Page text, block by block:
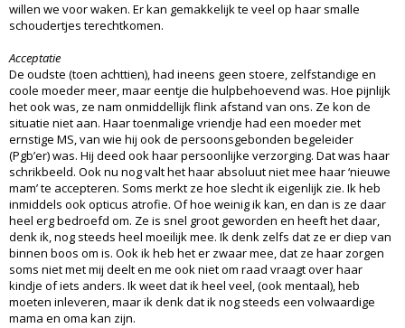
willen we voor waken. Er kan gemakkelijk te veel op haar smalle
schoudertjes terechtkomen.
Acceptatie
De oudste (toen achttien), had ineens geen stoere, zelfstandige en
coole moeder meer, maar eentje die hulpbehoevend was. Hoe pijnlijk
het ook was, ze nam onmiddellijk flink afstand van ons. Ze kon de
situatie niet aan. Haar toenmalige vriendje had een moeder met
ernstige MS, van wie hij ook de persoonsgebonden begeleider
(Pgb’er) was. Hij deed ook haar persoonlijke verzorging. Dat was haar
schrikbeeld. Ook nu nog valt het haar absoluut niet mee haar ‘nieuwe
mam’ te accepteren. Soms merkt ze hoe slecht ik eigenlijk zie. Ik heb
inmiddels ook opticus atrofie. Of hoe weinig ik kan, en dan is ze daar
heel erg bedroefd om. Ze is snel groot geworden en heeft het daar,
denk ik, nog steeds heel moeilijk mee. Ik denk zelfs dat ze er diep van
binnen boos om is. Ook ik heb het er zwaar mee, dat ze haar zorgen
soms niet met mij deelt en me ook niet om raad vraagt over haar
kindje of iets anders. Ik weet dat ik heel veel, (ook mentaal), heb
moeten inleveren, maar ik denk dat ik nog steeds een volwaardige
mama en oma kan zijn.